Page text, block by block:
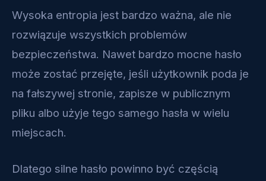
Wysoka entropia jest bardzo ważna, ale nie
rozwiązuje wszystkich problemów
bezpieczeństwa. Nawet bardzo mocne hasło
może zostać przejęte, jeśli użytkownik poda je
na fałszywej stronie, zapisze w publicznym
pliku albo użyje tego samego hasła w wielu
miejscach.
Dlatego silne hasło powinno być częścią